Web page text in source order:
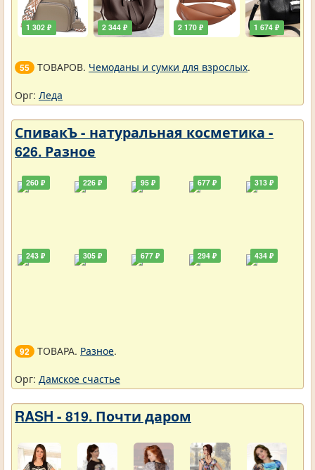
1 302 ₽ 2 344 ₽ 2 170 ₽ 1 674 ₽
55 ТОВАРОВ. Чемоданы и сумки для взрослых.
Орг: Леда
СпивакЪ - натуральная косметика -
626. Разное
260 ₽
243 ₽
226 ₽
305 ₽
95 ₽
677 ₽
677 ₽
294 ₽
313 ₽
434 ₽
92 ТОВАРА. Разное.
Орг: Дамское счастье
RASH - 819. Почти даром